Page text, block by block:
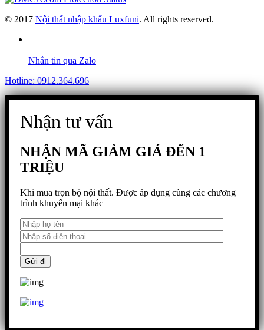
© 2017 Nội thất nhập khẩu Luxfuni. All rights reserved.
Nhắn tin qua Zalo
Hotline: 0912.364.696
Nhận tư vấn
NHẬN MÃ GIẢM GIÁ ĐẾN 1
TRIỆU
Khi mua trọn bộ nội thất. Được áp dụng cùng các chương
trình khuyến mại khác